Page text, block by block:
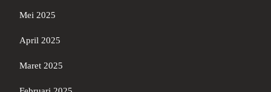
Mei 2025
April 2025
Maret 2025